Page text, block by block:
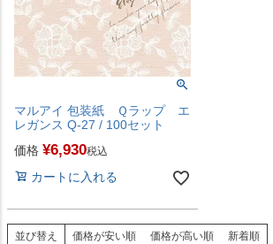
マルアイ 包装紙 Ｑラップ エ
レガンス Q-27 / 100セット
価格 ¥6,930税込
カートに入れる
並び替え 価格が安い順 価格が高い順 新着順